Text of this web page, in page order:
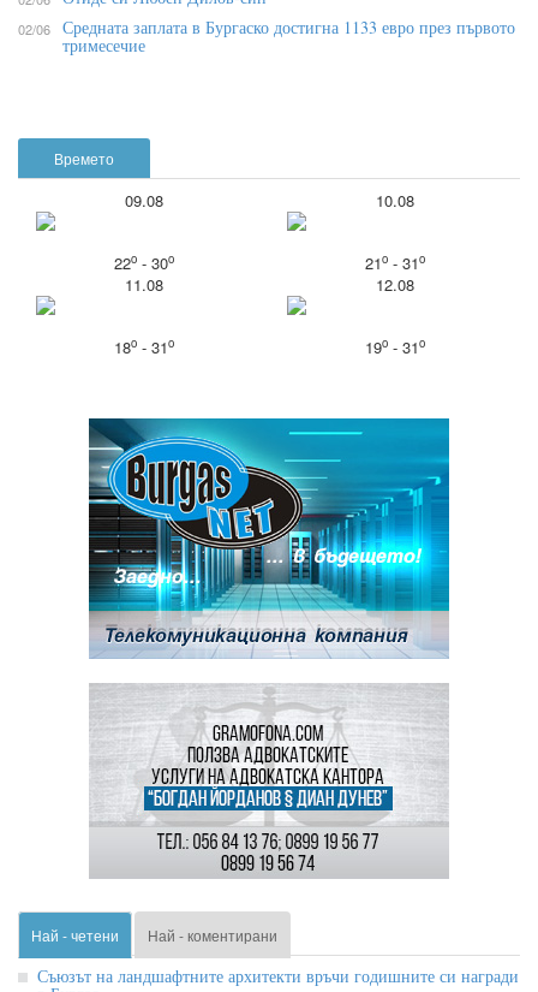
Времето
09.08
22o- 30o
10.08
21o- 31o
11.08
18o- 31o
12.08
19o- 31o
02/06 Средната заплата в Бургаско достигна 1133 евро през първото
тримесечие
Най - четени Най - коментирани
Съюзът на ландшафтните архитекти връчи годишните си награди